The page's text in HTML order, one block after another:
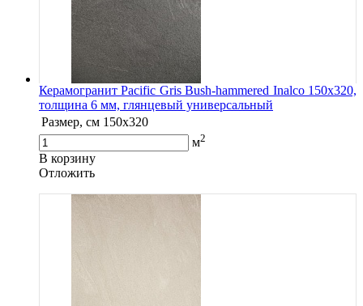
Керамогранит Pacific Gris Bush-hammered Inalco 150x320,
толщина 6 мм, глянцевый универсальный
Размер, см 150x320
м2
В корзину
Oтложить